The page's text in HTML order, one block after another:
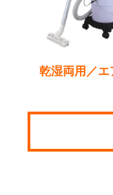
乾湿両用／エ